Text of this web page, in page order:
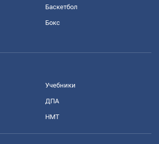
Баскетбол
Бокс
Учебники
ДПА
НМТ